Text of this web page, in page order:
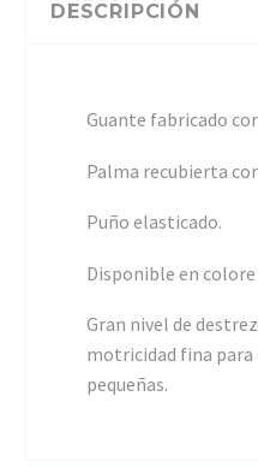
DESCRIPCIÓN
Guante fabricado
Palma recubierta
Puño elasticado.
Disponible en
Gran nivel de
motricidad fina para
pequeñas.